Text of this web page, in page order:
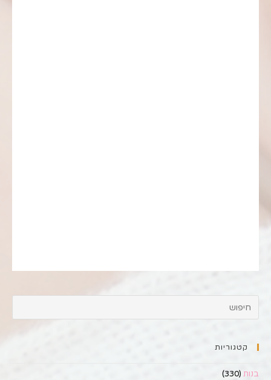
קטגוריות
בנות (330)